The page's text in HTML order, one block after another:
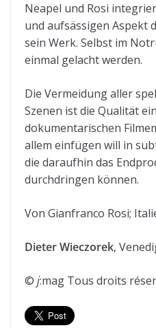
Neapel und Rosi
und aufsässigen Aspekt
sein Werk. Selbst im
einmal gelacht werden.
Die Vermeidung aller
Szenen ist die Qualität
dokumentarischen
allem einfügen will in
die daraufhin das
durchdringen können.
Von Gianfranco Rosi;
Dieter Wieczorek,
© j:mag Tous droits